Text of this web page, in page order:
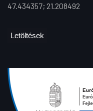
47.434357; 21.208492
Letöltések